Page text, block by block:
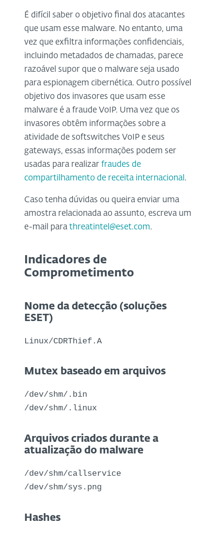
É difícil saber o objetivo final dos atacantes
que usam esse malware. No entanto, uma
vez que exfiltra informações confidenciais,
incluindo metadados de chamadas, parece
razoável supor que o malware seja usado
para espionagem cibernética. Outro possível
objetivo dos invasores que usam esse
malware é a fraude VoIP. Uma vez que os
invasores obtêm informações sobre a
atividade de softswitches VoIP e seus
gateways, essas informações podem ser
usadas para realizar fraudes de
compartilhamento de receita internacional .
Caso tenha dúvidas ou queira enviar uma
amostra relacionada ao assunto, escreva um
e-mail para threatintel@eset.com.
Indicadores de
Comprometimento
Nome da detecção (soluções
ESET)
Linux/CDRThief.A
Mutex baseado em arquivos
/dev/shm/.bin
/dev/shm/.linux
Arquivos criados durante a
atualização do malware
/dev/shm/callservice
/dev/shm/sys.png
Hashes